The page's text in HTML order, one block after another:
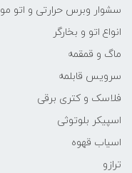
سشوار وبرس حرارتی و اتو مو
انواع اتو و بخارگر
ماگ و قمقمه
سرویس قابلمه
فلاسک و کتری برقی
اسپیکر بلوتوثی
اسیاب قهوه
ترازو